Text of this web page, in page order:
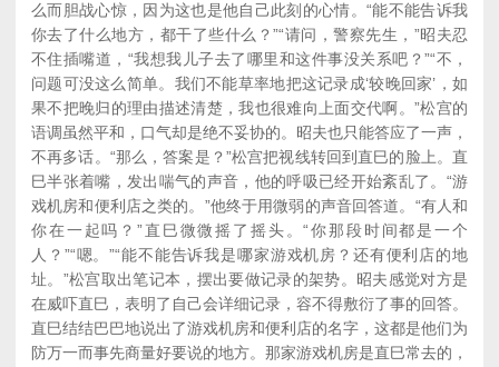
么而胆战心惊，因为这也是他自己此刻的心情。“能不能告诉我
你去了什么地方，都干了些什么？”“请问，警察先生，”昭夫忍
不住插嘴道，“我想我儿子去了哪里和这件事没关系吧？”“不，
问题可没这么简单。我们不能草率地把这记录成‘较晚回家’，如
果不把晚归的理由描述清楚，我也很难向上面交代啊。”松宫的
语调虽然平和，口气却是绝不妥协的。昭夫也只能答应了一声，
不再多话。“那么，答案是？”松宫把视线转回到直巳的脸上。直
巳半张着嘴，发出喘气的声音，他的呼吸已经开始紊乱了。“游
戏机房和便利店之类的。”他终于用微弱的声音回答道。“有人和
你在一起吗？”直巳微微摇了摇头。“你那段时间都是一个
人？”“嗯。”“能不能告诉我是哪家游戏机房？还有便利店的地
址。”松宫取出笔记本，摆出要做记录的架势。昭夫感觉对方是
在威吓直巳，表明了自己会详细记录，容不得敷衍了事的回答。
直巳结结巴巴地说出了游戏机房和便利店的名字，这都是他们为
防万一而事先商量好要说的地方。那家游戏机房是直巳常去的，